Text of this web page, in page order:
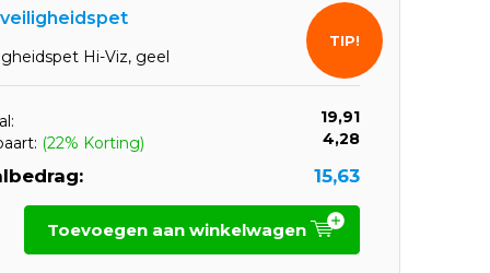
Hi-Viz, geel
19,91
(22% Korting) 4,28
15,63
TIP!
Toevoegen aan winkelwagen